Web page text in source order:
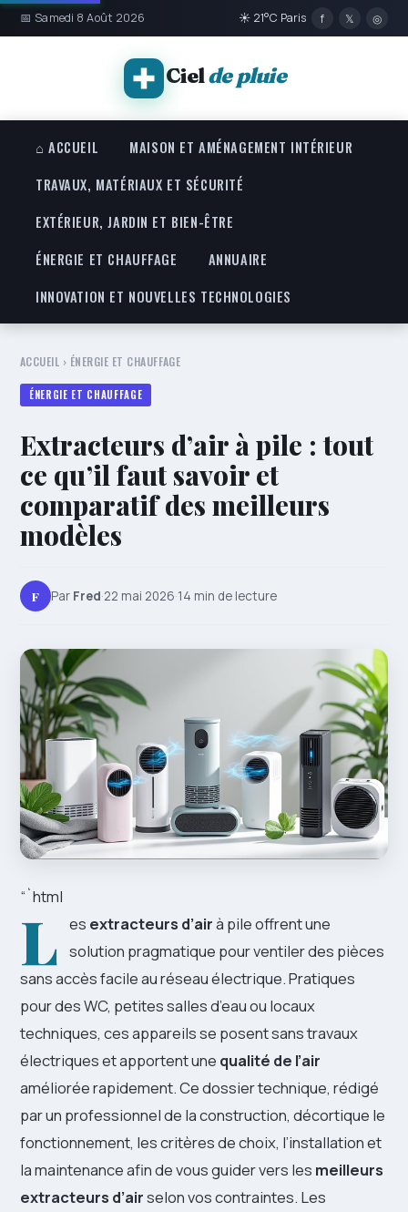
📅 Samedi 8 Août 2026 ☀ 21°C Paris f 𝕏 ◎
Cielde pluie
⌂ ACCUEIL
MAISON ET AMÉNAGEMENT INTÉRIEUR
TRAVAUX, MATÉRIAUX ET SÉCURITÉ
EXTÉRIEUR, JARDIN ET BIEN-ÊTRE
ÉNERGIE ET CHAUFFAGE
ANNUAIRE
INNOVATION ET NOUVELLES TECHNOLOGIES
ACCUEIL › ÉNERGIE ET CHAUFFAGE
ÉNERGIE ET CHAUFFAGE
Extracteurs d’air à pile : tout
ce qu’il faut savoir et
comparatif des meilleurs
modèles
F Par Fred·22 mai 2026·14 min de lecture
“`html
L es extracteurs d’airà pile offrent une
solution pragmatique pour ventiler des pièces
sans accès facile au réseau électrique. Pratiques
pour des WC, petites salles d’eau ou locaux
techniques, ces appareils se posent sans travaux
électriques et apportent une qualité de l’air
améliorée rapidement. Ce dossier technique, rédigé
par un professionnel de la construction, décortique le
fonctionnement, les critères de choix, l’installation et
la maintenance afin de vous guider vers les meilleurs
extracteurs d’airselon vos contraintes. Les